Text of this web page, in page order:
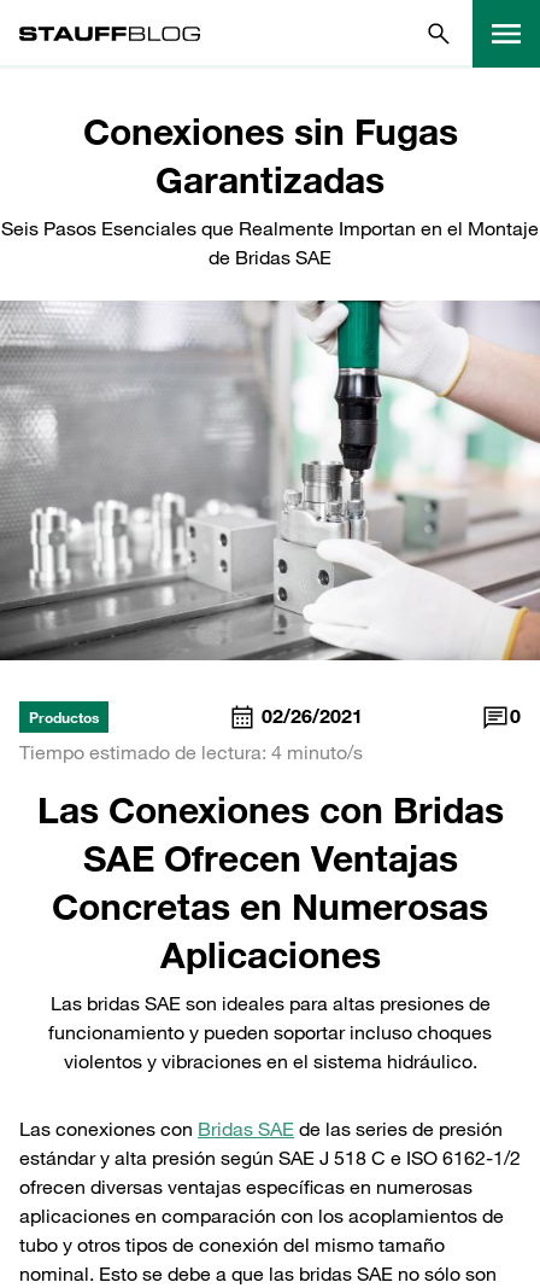
Conexiones sin Fugas
Garantizadas
Seis Pasos Esenciales que Realmente Importan en el Montaje
de Bridas SAE
Productos 02/26/2021
0
Tiempo estimado de lectura: 4 minuto/s
Las Conexiones con Bridas
SAE Ofrecen Ventajas
Concretas en Numerosas
Aplicaciones
Las bridas SAE son ideales para altas presiones de
funcionamiento y pueden soportar incluso choques
violentos y vibraciones en el sistema hidráulico.
Las conexiones con Bridas SAE de las series de presión
estándar y alta presión según SAE J 518 C e ISO 6162-1/2
ofrecen diversas ventajas específicas en numerosas
aplicaciones en comparación con los acoplamientos de
tubo y otros tipos de conexión del mismo tamaño
nominal. Esto se debe a que las bridas SAE no sólo son